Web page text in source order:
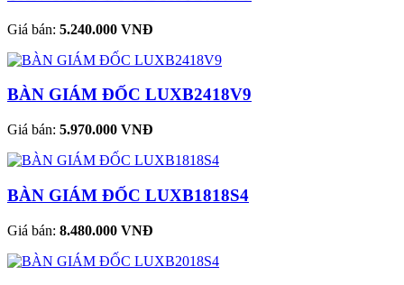
Giá bán: 5.240.000 VNĐ
BÀN GIÁM ĐỐC LUXB2418V9
Giá bán: 5.970.000 VNĐ
BÀN GIÁM ĐỐC LUXB1818S4
Giá bán: 8.480.000 VNĐ